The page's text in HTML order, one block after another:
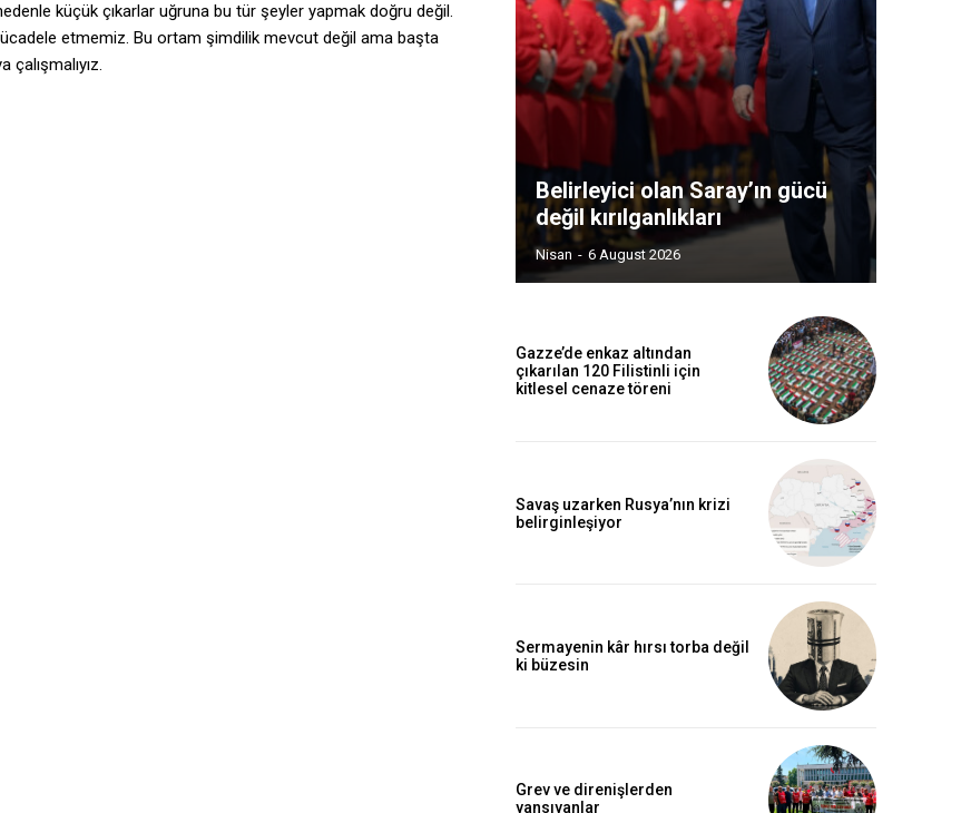
küçük çıkarlar uğruna bu tür şeyler yapmak doğru değil.
etmemiz. Bu ortam şimdilik mevcut değil ama başta
Belirleyici olan Saray’ın gücü
değil kırılganlıkları
Nisan - 6 August 2026
Gazze’de enkaz altından
çıkarılan 120 Filistinli için
kitlesel cenaze töreni
Savaş uzarken Rusya’nın krizi
belirginleşiyor
Sermayenin kâr hırsı torba değil
ki büzesin
Grev ve direnişlerden
yansıyanlar